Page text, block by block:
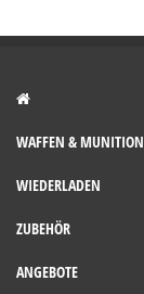
WAFFEN & MUNITION
WIEDERLADEN
ZUBEHÖR
ANGEBOTE